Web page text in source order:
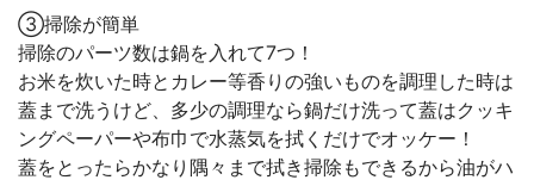
③掃除が簡単
掃除のパーツ数は鍋を入れて7つ！
お米を炊いた時とカレー等香りの強いものを調理した時は
蓋まで洗うけど、多少の調理なら鍋だけ洗って蓋はクッキ
ングペーパーや布巾で水蒸気を拭くだけでオッケー！
蓋をとったらかなり隅々まで拭き掃除もできるから油がハ